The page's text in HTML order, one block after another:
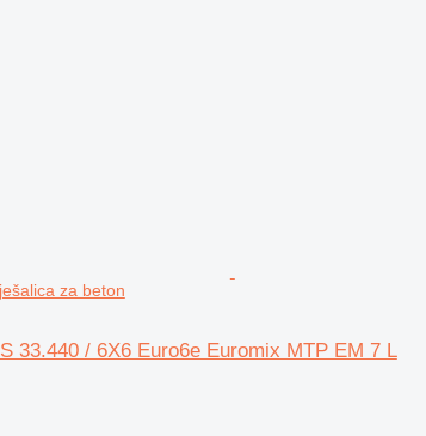
za beton
33.440 / 6X6 Euro6e Euromix MTP EM 7 L